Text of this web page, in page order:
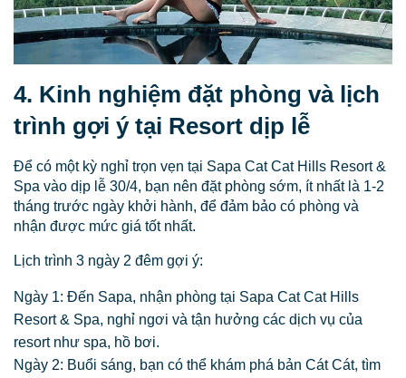
4. Kinh nghiệm đặt phòng và lịch
trình gợi ý tại Resort dịp lễ
Để có một kỳ nghỉ trọn vẹn tại Sapa Cat Cat Hills Resort &
Spa vào dịp lễ 30/4, bạn nên đặt phòng sớm, ít nhất là 1-2
tháng trước ngày khởi hành, để đảm bảo có phòng và
nhận được mức giá tốt nhất.
Lịch trình 3 ngày 2 đêm gợi ý:
Ngày 1: Đến Sapa, nhận phòng tại Sapa Cat Cat Hills
Resort & Spa, nghỉ ngơi và tận hưởng các dịch vụ của
resort như spa, hồ bơi.
Ngày 2: Buổi sáng, bạn có thể khám phá bản Cát Cát, tìm